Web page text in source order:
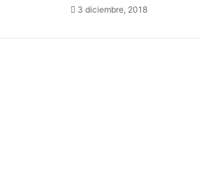
3 diciembre, 2018